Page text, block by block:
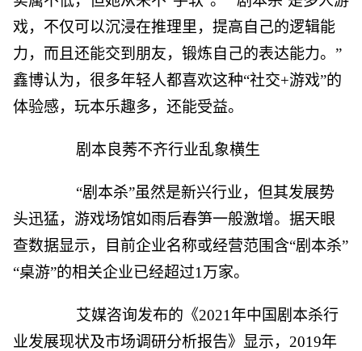
戏，不仅可以沉浸在推理里，提高自己的逻辑能
力，而且还能交到朋友，锻炼自己的表达能力。”
鑫博认为，很多年轻人都喜欢这种“社交+游戏”的
体验感，玩本乐趣多，还能受益。
剧本良莠不齐行业乱象横生
“剧本杀”虽然是新兴行业，但其发展势
头迅猛，游戏场馆如雨后春笋一般激增。据天眼
查数据显示，目前企业名称或经营范围含“剧本杀”
“桌游”的相关企业已经超过1万家。
艾媒咨询发布的《2021年中国剧本杀行
业发展现状及市场调研分析报告》显示，2019年